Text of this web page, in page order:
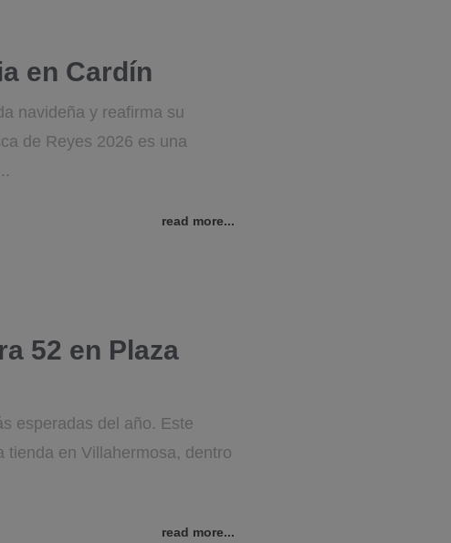
en Cardín
navideña y reafirma su
de Reyes 2026 es una
read more...
52 en Plaza
esperadas del año. Este
tienda en Villahermosa, dentro
read more...